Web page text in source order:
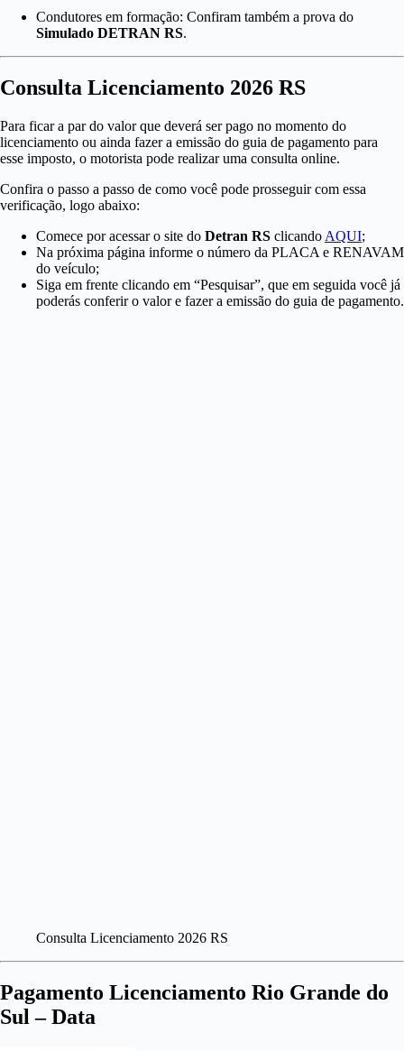
Condutores em formação: Confiram também a prova do
Simulado DETRAN RS.
Consulta Licenciamento 2026 RS
Para ficar a par do valor que deverá ser pago no momento do
licenciamento ou ainda fazer a emissão do guia de pagamento para
esse imposto, o motorista pode realizar uma consulta online.
Confira o passo a passo de como você pode prosseguir com essa
verificação, logo abaixo:
Comece por acessar o site do Detran RS clicando AQUI;
Na próxima página informe o número da PLACA e RENAVAM
do veículo;
Siga em frente clicando em “Pesquisar”, que em seguida você já
poderás conferir o valor e fazer a emissão do guia de pagamento.
Consulta Licenciamento 2026 RS
Pagamento Licenciamento Rio Grande do
Sul – Data